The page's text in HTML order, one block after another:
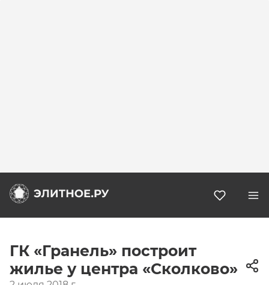
ГК «Гранель» построит
жилье у центра «Сколково»